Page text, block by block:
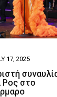
17, 2025
Ρος στο